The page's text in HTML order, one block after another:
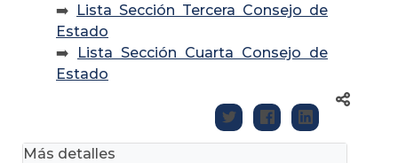
➡️ Lista Sección Tercera Consejo de
Estado
➡️
Lista Sección Cuarta Consejo de
Estado
Más detalles